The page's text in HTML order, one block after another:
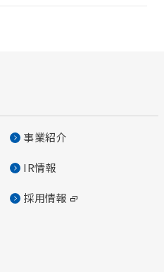
事業紹介
IR情報
採用情報